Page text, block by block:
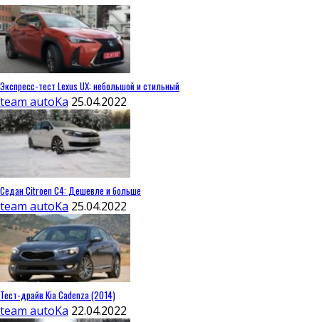
Экспресс-тест Lexus UX: небольшой и стильный
team autoKa 25.04.2022
Седан Citroen C4: Дешевле и больше
team autoKa 25.04.2022
Тест-драйв Kia Cadenza (2014)
team autoKa 22.04.2022